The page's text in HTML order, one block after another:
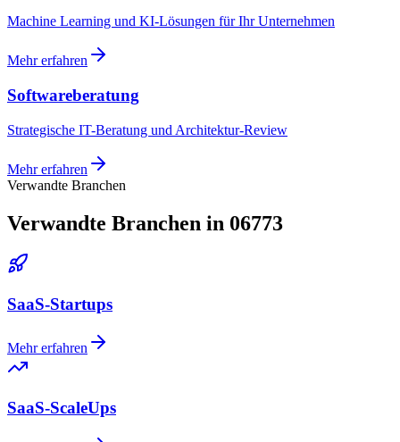
Machine Learning und KI-Lösungen für Ihr Unternehmen
Mehr erfahren
Softwareberatung
Strategische IT-Beratung und Architektur-Review
Mehr erfahren
Verwandte Branchen
Verwandte Branchen in 06773
SaaS-Startups
Mehr erfahren
SaaS-ScaleUps